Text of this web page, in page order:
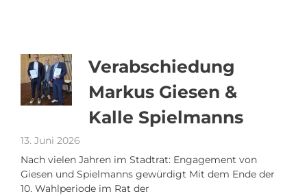
Verabschiedung
Markus Giesen &
Kalle Spielmanns
13. Juni 2026
Nach vielen Jahren im Stadtrat: Engagement von
Giesen und Spielmanns gewürdigt Mit dem Ende der
10. Wahlperiode im Rat der